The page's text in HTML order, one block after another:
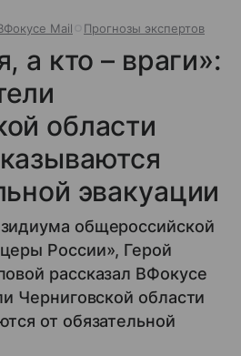
Mail Прогнозы экспертов
а кто – враги»:
области
эвакуации
общероссийской
России», Герой
рассказал ВФокусе
Черниговской области
от обязательной